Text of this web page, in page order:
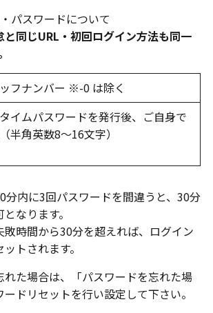
パスワードについて
同じURL・初回ログイン方法も同一
フナンバー ※-0 は除く
イムパスワードを発行後、ご自身で
半角英数8～16文字）
分内に3回パスワードを間違うと、30分
なります。
敗時間から30分を超えれば、ログイン
トされます。
れた場合は、「パスワードを忘れた場
ドリセットを行い設定して下さい。